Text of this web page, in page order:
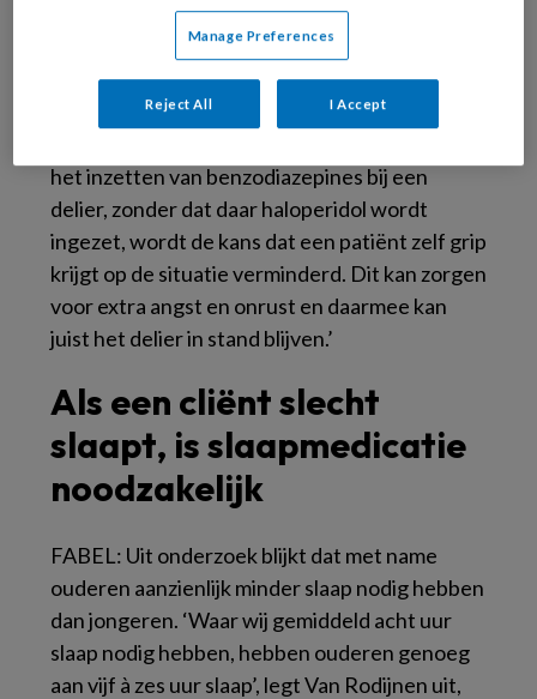
verlagen. Hiermee voorkom je dat iemand zich
kan uiten op een manier waarop hij op zij dit
normaliter zou doen. ‘Bijvoorbeeld in het geval
van de behandeling van een delier kan dit juist
het inzetten van benzodiazepines bij een
delier, zonder dat daar haloperidol wordt
ingezet, wordt de kans dat een patiënt zelf grip
krijgt op de situatie verminderd. Dit kan zorgen
voor extra angst en onrust en daarmee kan
juist het delier in stand blijven.’
Als een cliënt slecht
slaapt, is slaapmedicatie
noodzakelijk
FABEL: Uit onderzoek blijkt dat met name
ouderen aanzienlijk minder slaap nodig hebben
dan jongeren. ‘Waar wij gemiddeld acht uur
slaap nodig hebben, hebben ouderen genoeg
aan vijf à zes uur slaap’, legt Van Rodijnen uit,
Manage Preferences
Reject All I Accept